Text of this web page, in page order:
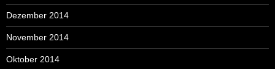
Dezember 2014
November 2014
Oktober 2014